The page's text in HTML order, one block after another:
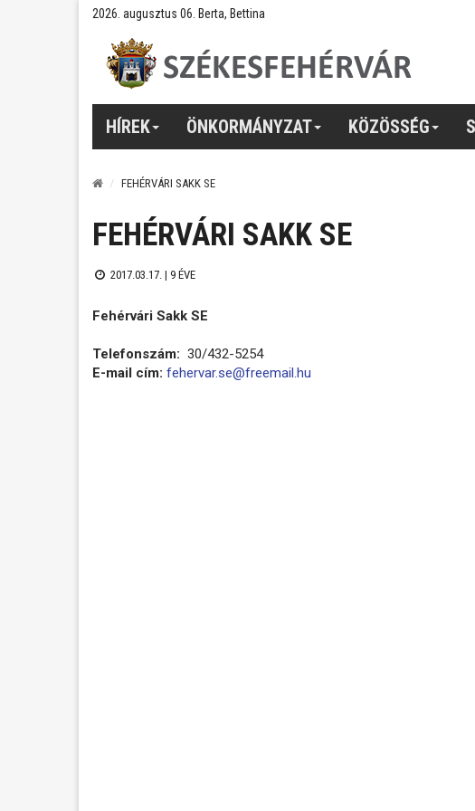
2026. augusztus 06. Berta, Bettina
HÍREK ÖNKORMÁNYZAT KÖZÖSSÉG
FEHÉRVÁRI SAKK SE
FEHÉRVÁRI SAKK SE
2017.03.17. | 9 ÉVE
Fehérvári Sakk SE
Telefonszám: 30/432-5254
E-mail cím: fehervar.se@freemail.hu